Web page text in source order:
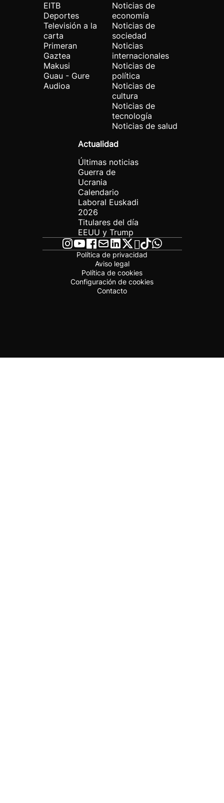
EITB
Deportes
Televisión a la
carta
Primeran
Gaztea
Makusi
Guau - Gure
Audioa
Noticias de
economía
Noticias de
sociedad
Noticias
internacionales
Noticias de
política
Noticias de
cultura
Noticias de
tecnología
Noticias de salud
Actualidad
Últimas noticias
Guerra de
Ucrania
Calendario
Laboral Euskadi
2026
Titulares del día
EEUU y Trump
Política de privacidad
Aviso legal
Política de cookies
Configuración de cookies
Contacto